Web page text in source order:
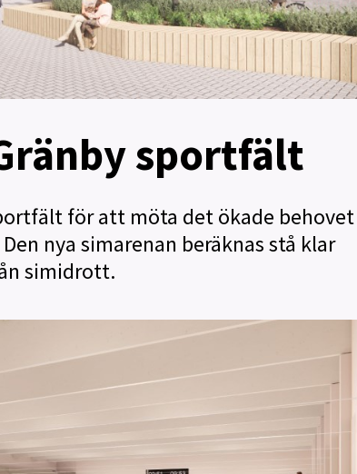
g
h
e
t
e
sportfält
för att möta det ökade behovet
nya simarenan beräknas stå klar
simidrott.